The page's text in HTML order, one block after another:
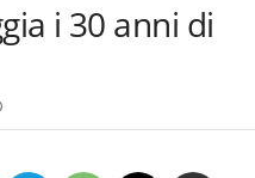
i 30 anni di